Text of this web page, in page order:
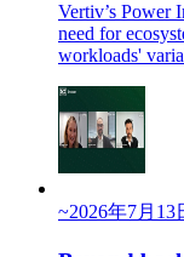
Vertiv’s Power
need for
workloads'
~2026年7月13